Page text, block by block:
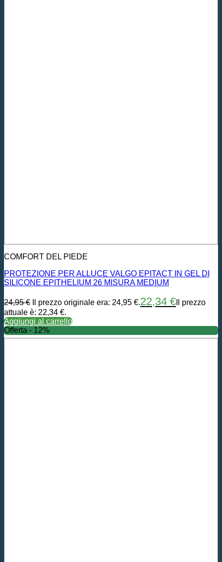
COMFORT DEL PIEDE
PROTEZIONE PER ALLUCE VALGO EPITACT IN GEL DI
SILICONE EPITHELIUM 26 MISURA MEDIUM
24,95€ Il prezzo originale era: 24,95 €.22,34 € Il prezzo
attuale è: 22,34 €.
Aggiungi al carrello
Offerta - 12%